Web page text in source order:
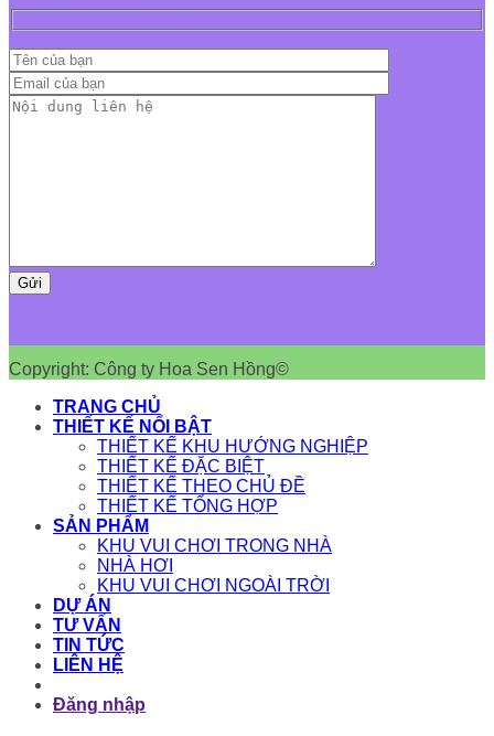
Copyright: Công ty Hoa Sen Hồng©
TRANG CHỦ
THIẾT KẾ NỔI BẬT
THIẾT KẾ KHU HƯỚNG NGHIỆP
THIẾT KẾ ĐẶC BIỆT
THIẾT KẾ THEO CHỦ ĐỀ
THIẾT KẾ TỔNG HỢP
SẢN PHẨM
KHU VUI CHƠI TRONG NHÀ
NHÀ HƠI
KHU VUI CHƠI NGOÀI TRỜI
DỰ ÁN
TƯ VẤN
TIN TỨC
LIÊN HỆ
Đăng nhập